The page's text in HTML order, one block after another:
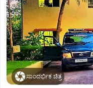
ಸಾಂದರ್ಭಿಕ ಚಿತ್ರ